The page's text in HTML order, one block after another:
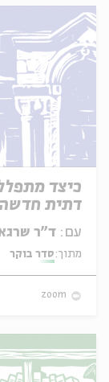
כיצד
דתית
עם:
מתוך: סדר בוקר
zoom